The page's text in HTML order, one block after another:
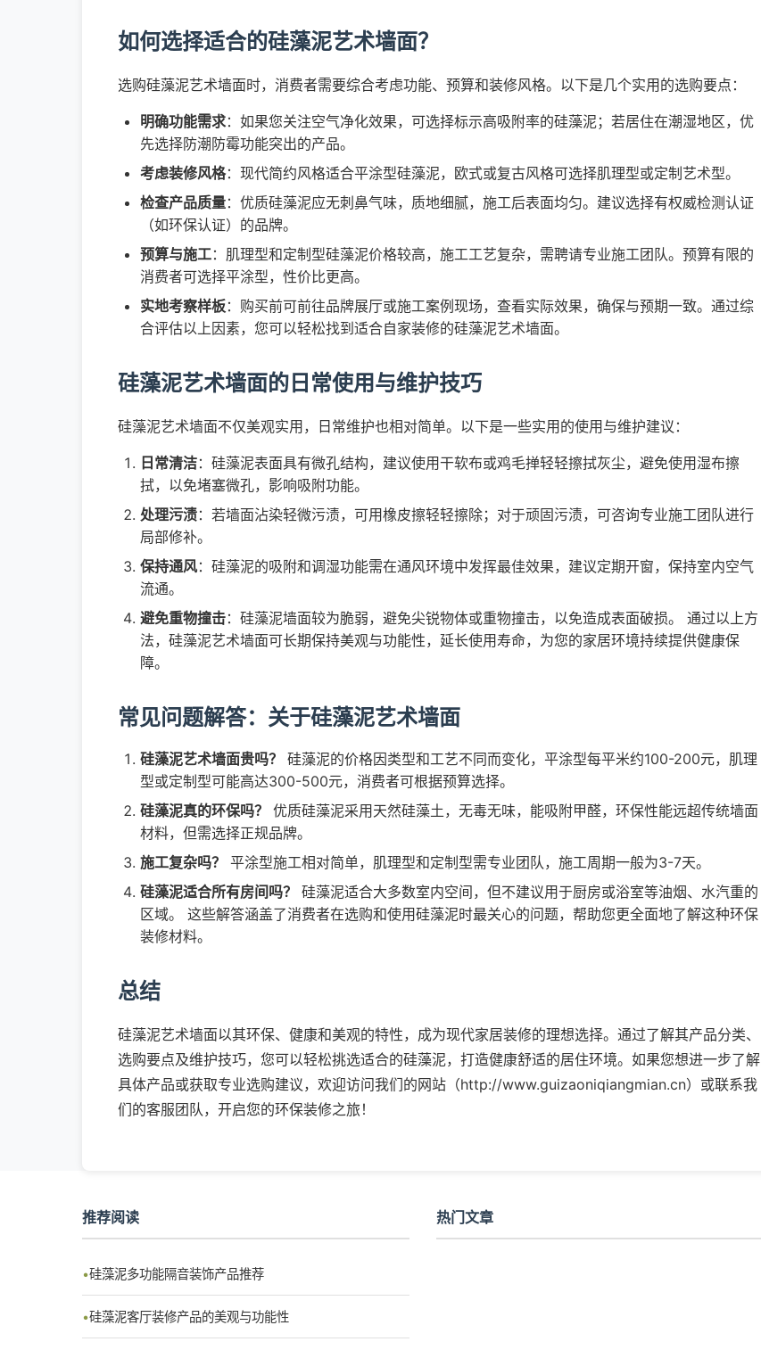
如何选择适合的硅藻泥艺术墙面？
选购硅藻泥艺术墙面时，消费者需要综合考虑功能、预算和装修风格。以下是几个实用的选购要点：
明确功能需求：如果您关注空气净化效果，可选择标示高吸附率的硅藻泥；若居住在潮湿地区，优
先选择防潮防霉功能突出的产品。
考虑装修风格：现代简约风格适合平涂型硅藻泥，欧式或复古风格可选择肌理型或定制艺术型。
检查产品质量：优质硅藻泥应无刺鼻气味，质地细腻，施工后表面均匀。建议选择有权威检测认证
（如环保认证）的品牌。
预算与施工：肌理型和定制型硅藻泥价格较高，施工工艺复杂，需聘请专业施工团队。预算有限的
消费者可选择平涂型，性价比更高。
实地考察样板：购买前可前往品牌展厅或施工案例现场，查看实际效果，确保与预期一致。通过综
合评估以上因素，您可以轻松找到适合自家装修的硅藻泥艺术墙面。
硅藻泥艺术墙面的日常使用与维护技巧
硅藻泥艺术墙面不仅美观实用，日常维护也相对简单。以下是一些实用的使用与维护建议：
日常清洁：硅藻泥表面具有微孔结构，建议使用干软布或鸡毛掸轻轻擦拭灰尘，避免使用湿布擦
拭，以免堵塞微孔，影响吸附功能。
处理污渍：若墙面沾染轻微污渍，可用橡皮擦轻轻擦除；对于顽固污渍，可咨询专业施工团队进行
局部修补。
保持通风：硅藻泥的吸附和调湿功能需在通风环境中发挥最佳效果，建议定期开窗，保持室内空气
流通。
避免重物撞击：硅藻泥墙面较为脆弱，避免尖锐物体或重物撞击，以免造成表面破损。 通过以上方
法，硅藻泥艺术墙面可长期保持美观与功能性，延长使用寿命，为您的家居环境持续提供健康保
障。
常见问题解答：关于硅藻泥艺术墙面
硅藻泥艺术墙面贵吗？
硅藻泥的价格因类型和工艺不同而变化，平涂型每平米约100-200元，肌理
型或定制型可能高达300-500元，消费者可根据预算选择。
硅藻泥真的环保吗？
优质硅藻泥采用天然硅藻土，无毒无味，能吸附甲醛，环保性能远超传统墙面
材料，但需选择正规品牌。
施工复杂吗？
平涂型施工相对简单，肌理型和定制型需专业团队，施工周期一般为3-7天。
硅藻泥适合所有房间吗？
硅藻泥适合大多数室内空间，但不建议用于厨房或浴室等油烟、水汽重的
区域。 这些解答涵盖了消费者在选购和使用硅藻泥时最关心的问题，帮助您更全面地了解这种环保
装修材料。
总结
硅藻泥艺术墙面以其环保、健康和美观的特性，成为现代家居装修的理想选择。通过了解其产品分类、
选购要点及维护技巧，您可以轻松挑选适合的硅藻泥，打造健康舒适的居住环境。如果您想进一步了解
具体产品或获取专业选购建议，欢迎访问我们的网站（http://www.guizaoniqiangmian.cn）或联系我
们的客服团队，开启您的环保装修之旅！
推荐阅读
硅藻泥多功能隔音装饰产品推荐
硅藻泥客厅装修产品的美观与功能性
热门文章